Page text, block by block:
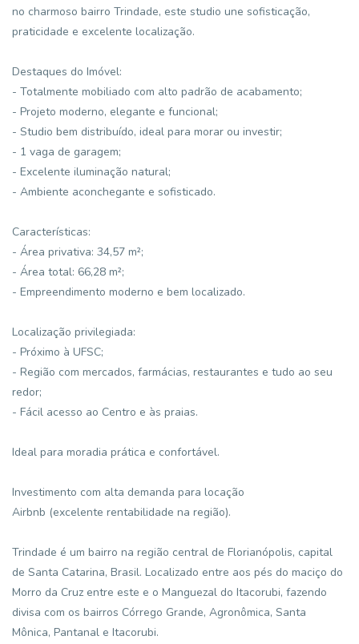
no charmoso bairro Trindade, este studio une sofisticação,
praticidade e excelente localização.
Destaques do Imóvel:
- Totalmente mobiliado com alto padrão de acabamento;
- Projeto moderno, elegante e funcional;
- Studio bem distribuído, ideal para morar ou investir;
- 1 vaga de garagem;
- Excelente iluminação natural;
- Ambiente aconchegante e sofisticado.
Características:
- Área privativa: 34,57 m²;
- Área total: 66,28 m²;
- Empreendimento moderno e bem localizado.
Localização privilegiada:
- Próximo à UFSC;
- Região com mercados, farmácias, restaurantes e tudo ao seu
redor;
- Fácil acesso ao Centro e às praias.
Ideal para moradia prática e confortável.
Investimento com alta demanda para locação
Airbnb (excelente rentabilidade na região).
Trindade é um bairro na região central de Florianópolis, capital
de Santa Catarina, Brasil. Localizado entre aos pés do maciço do
Morro da Cruz entre este e o Manguezal do Itacorubi, fazendo
divisa com os bairros Córrego Grande, Agronômica, Santa
Mônica, Pantanal e Itacorubi.